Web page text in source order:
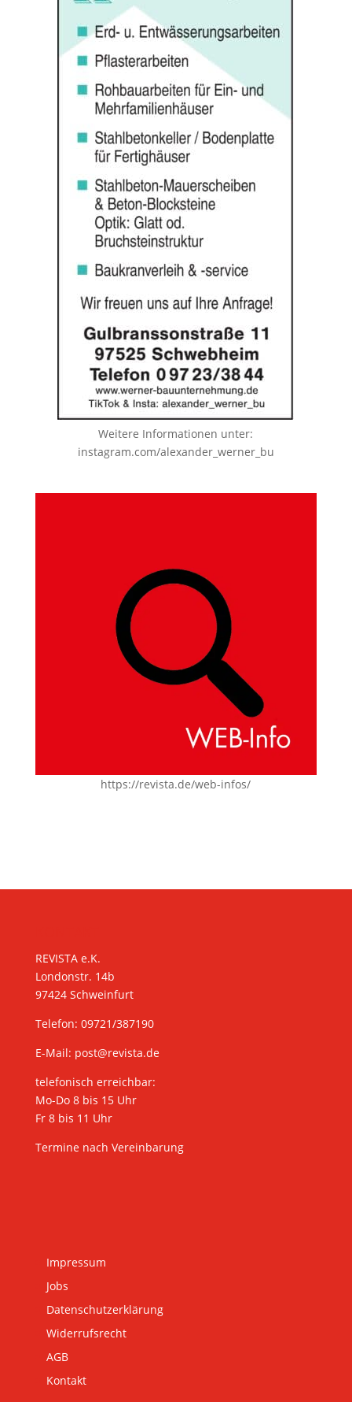
Weitere Informationen unter:
instagram.com/alexander_werner_bu
https://revista.de/web-infos/
REVISTA e.K.
Londonstr. 14b
97424 Schweinfurt
Telefon: 09721/387190
E-Mail: post@revista.de
telefonisch erreichbar:
Mo-Do 8 bis 15 Uhr
Fr 8 bis 11 Uhr
Termine nach Vereinbarung
Impressum
Jobs
Datenschutzerklärung
Widerrufsrecht
AGB
Kontakt